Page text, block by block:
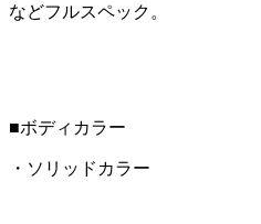
などフルスペック。
■ボディカラー
・ソリッドカラー